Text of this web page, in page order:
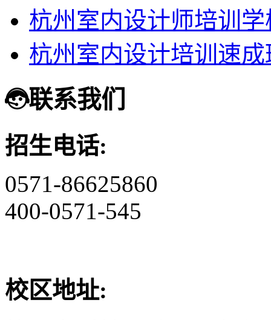
杭州室内设计师培训
杭州室内设计培训速成
联系我们
招生电话:
0571-86625860
400-0571-545
校区地址: